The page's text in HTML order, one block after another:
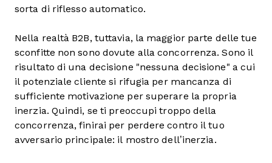
sorta di riflesso automatico.
Nella realtà B2B, tuttavia, la maggior parte delle tue
sconfitte non sono dovute alla concorrenza. Sono il
risultato di una decisione "nessuna decisione" a cui
il potenziale cliente si rifugia per mancanza di
sufficiente motivazione per superare la propria
inerzia. Quindi, se ti preoccupi troppo della
concorrenza, finirai per perdere contro il tuo
avversario principale: il mostro dell’inerzia.